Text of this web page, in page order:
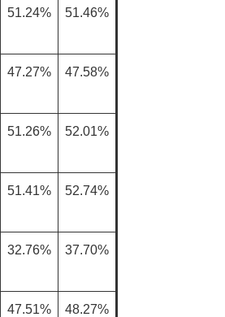
51.24% 51.46%
47.27% 47.58%
51.26% 52.01%
51.41% 52.74%
32.76% 37.70%
47.51% 48.27%